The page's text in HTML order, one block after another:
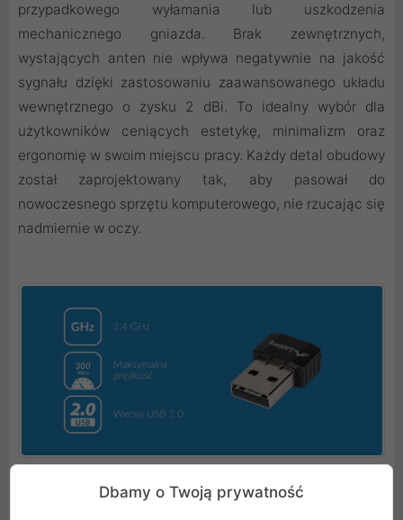
przypadkowego wyłamania lub uszkodzenia
mechanicznego gniazda. Brak zewnętrznych,
wystających anten nie wpływa negatywnie na jakość
sygnału dzięki zastosowaniu zaawansowanego układu
wewnętrznego o zysku 2 dBi. To idealny wybór dla
użytkowników ceniących estetykę, minimalizm oraz
ergonomię w swoim miejscu pracy. Każdy detal obudowy
został zaprojektowany tak, aby pasował do
nowoczesnego sprzętu komputerowego, nie rzucając się
nadmiernie w oczy.
Dbamy o Twoją prywatność